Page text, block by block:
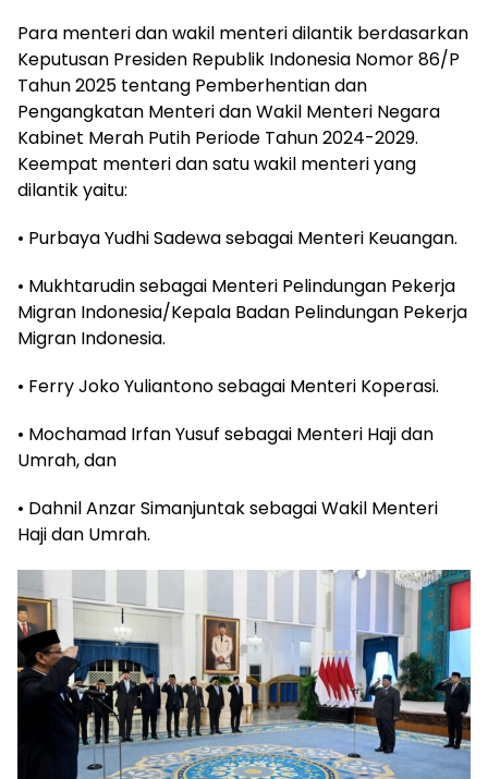
Para menteri dan wakil menteri dilantik berdasarkan
Keputusan Presiden Republik Indonesia Nomor 86/P
Tahun 2025 tentang Pemberhentian dan
Pengangkatan Menteri dan Wakil Menteri Negara
Kabinet Merah Putih Periode Tahun 2024-2029.
Keempat menteri dan satu wakil menteri yang
dilantik yaitu:
• Purbaya Yudhi Sadewa sebagai Menteri Keuangan.
• Mukhtarudin sebagai Menteri Pelindungan Pekerja
Migran Indonesia/Kepala Badan Pelindungan Pekerja
Migran Indonesia.
• Ferry Joko Yuliantono sebagai Menteri Koperasi.
• Mochamad Irfan Yusuf sebagai Menteri Haji dan
Umrah, dan
• Dahnil Anzar Simanjuntak sebagai Wakil Menteri
Haji dan Umrah.